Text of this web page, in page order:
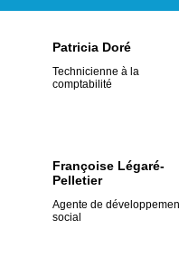
Patricia Doré
Technicienne à la
comptabilité
Françoise Légaré-
Pelletier
Agente de
social